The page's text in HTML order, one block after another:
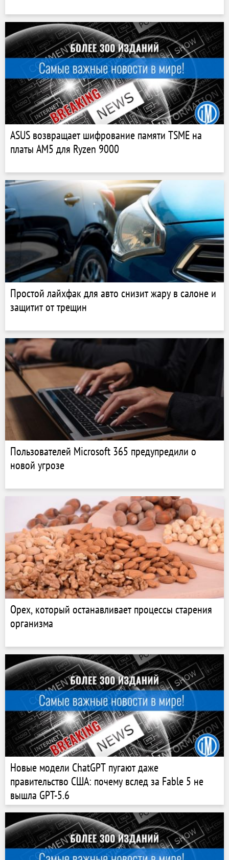
ASUS возвращает шифрование памяти TSME на
платы AM5 для Ryzen 9000
Простой лайхфак для авто снизит жару в салоне и
защитит от трещин
Пользователей Microsoft 365 предупредили о
новой угрозе
Орех, который останавливает процессы старения
организма
Новые модели ChatGPT пугают даже
правительство США: почему вслед за Fable 5 не
вышла GPT-5.6